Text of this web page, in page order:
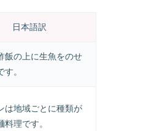
日本語訳
飯の上に生魚をのせ
。
は地域ごとに種類が
料理です。